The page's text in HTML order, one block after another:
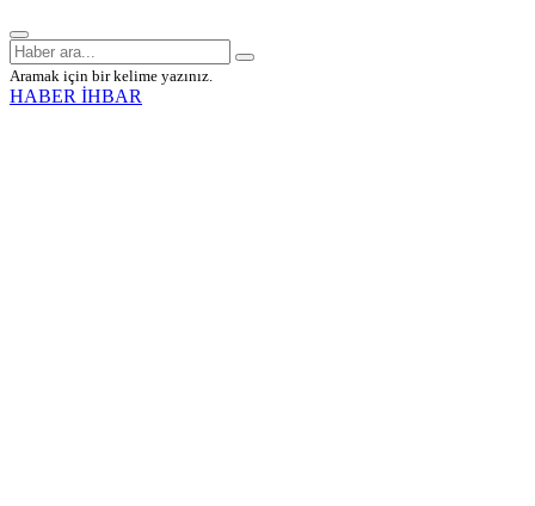
Aramak için bir kelime yazınız.
HABER İHBAR